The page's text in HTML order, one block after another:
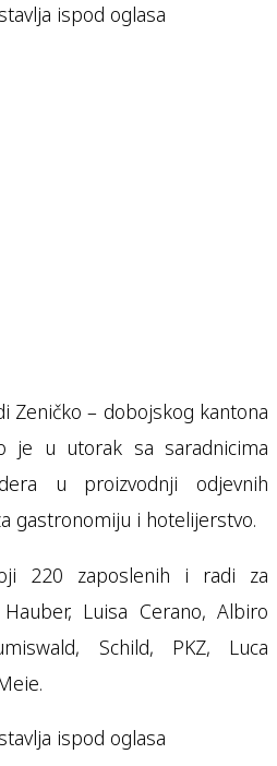
ispod oglasa
Zeničko – dobojskog kantona
je u utorak sa saradnicima
u proizvodnji odjevnih
gastronomiju i hotelijerstvo.
220 zaposlenih i radi za
Luisa Cerano, Albiro
Schild, PKZ, Luca
ispod oglasa